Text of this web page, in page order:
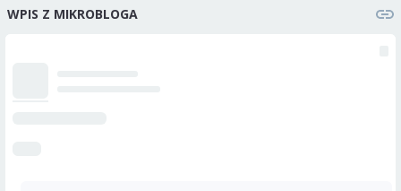
WPIS Z MIKROBLOGA